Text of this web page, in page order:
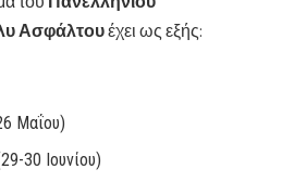
Ασφάλτουέχει ως εξής:
Μαΐου)
30 Ιουνίου)